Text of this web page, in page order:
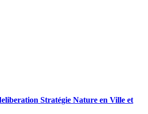
Stratégie Nature en Ville et